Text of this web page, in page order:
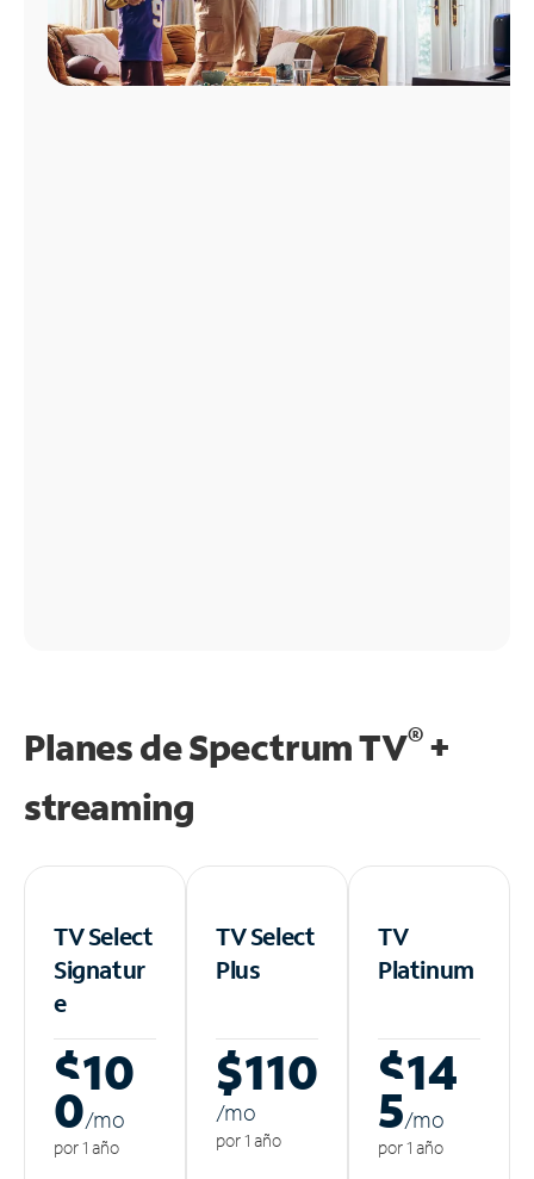
Planes de Spectrum TV®+
streaming
TV Select
Signatur
e
$10
0/mo
por 1 año
TV Select
Plus
$110
/mo
por 1 año
TV
Platinum
$14
5/mo
por 1 año